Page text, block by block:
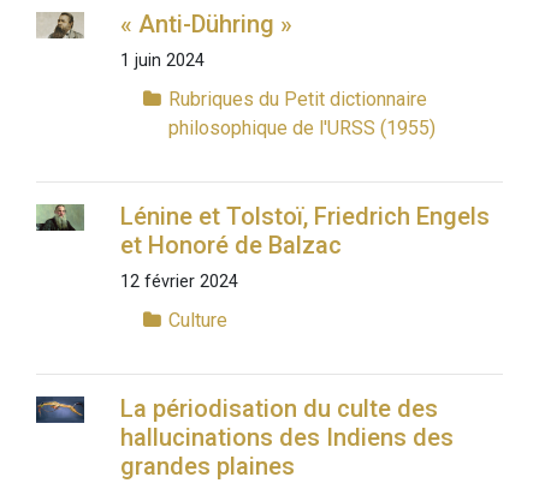
« Anti-Dühring »
1 juin 2024
Rubriques du Petit dictionnaire
philosophique de l'URSS (1955)
Lénine et Tolstoï, Friedrich Engels
et Honoré de Balzac
12 février 2024
Culture
La périodisation du culte des
hallucinations des Indiens des
grandes plaines